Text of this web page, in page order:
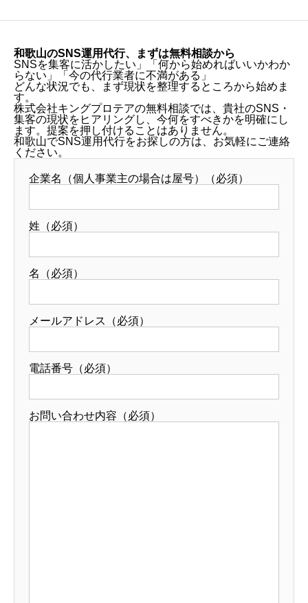
和歌山のSNS運用代行、まずは無料相談から
SNSを集客に活かしたい」「何から始めればいいかわか
らない」「今の代行業者に不満がある」
どんな状況でも、まず現状を整理するところから始めま
す。
株式会社キングプロテアの無料相談では、貴社のSNS・
集客の現状をヒアリングし、今何をすべきかを明確にし
ます。提案を押し付けることはありません。
和歌山でSNS運用代行をお探しの方は、お気軽にご連絡
ください。
企業名（個人事業主の場合は屋号）（必須）
姓（必須）
名（必須）
メールアドレス（必須）
電話番号（必須）
お問い合わせ内容（必須）